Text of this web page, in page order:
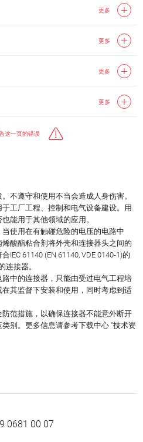
更多
更多
更多
更多
这一页的错误
不遵守和使用不当会造成人身伤害。
工厂工程、控制和电气设备建设。用
能用于其他领域的应用。
使用在有触碰危险的电压的电路中
酸酯粘合剂将外壳和连接器头之间的
IEC 61140 (EN 61140, VDE 0140-1)的
连接器。
中的连接器，只能由受过电气工程培
其监督下安装和使用，同时考虑到适
范措施，以确保连接器不能意外断开
别。更多信息请参考下载中心 "技术资
0681 00 07